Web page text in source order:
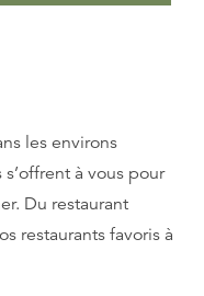
les environs
à vous pour
Du restaurant
restaurants favoris à